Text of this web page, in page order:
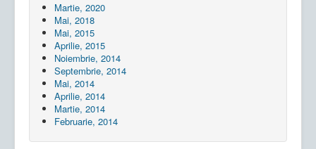
Martie, 2020
Mai, 2018
Mai, 2015
Aprilie, 2015
Noiembrie, 2014
Septembrie, 2014
Mai, 2014
Aprilie, 2014
Martie, 2014
Februarie, 2014